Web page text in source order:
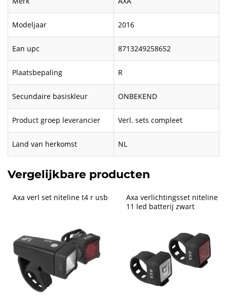
Modeljaar 2016
Ean upc 8713249258652
Plaatsbepaling R
Secundaire basiskleur ONBEKEND
Product groep leverancier Verl. sets compleet
Land van herkomst NL
Vergelijkbare producten
Axa verl set niteline t4 r usb
Axa verlichtingsset niteline
11 led batterij zwart